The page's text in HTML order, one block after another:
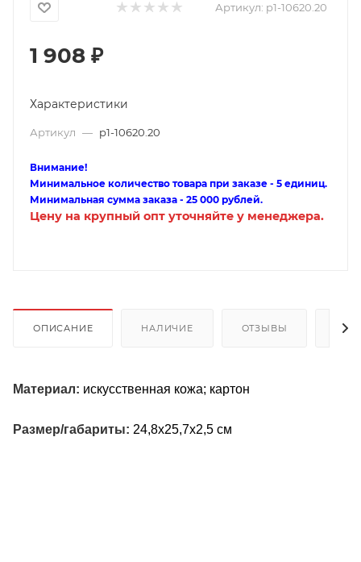
Артикул: p1-10620.20
1 908 ₽
Характеристики
Артикул — p1-10620.20
Внимание!
Минимальное количество товара при заказе - 5 единиц.
Минимальная сумма заказа - 25 000 рублей.
Цену на крупный опт уточняйте у менеджера.
ОПИСАНИЕ НАЛИЧИЕ ОТЗЫВЫ
Материал: искусственная кожа; картон
Размер/габариты: 24,8х25,7х2,5 см